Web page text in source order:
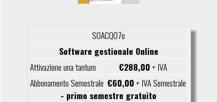
SOACQ07o
Software gestionale Online
€288,00+ IVA
€60,00+ IVA Semestrale
- primo semestre gratuito